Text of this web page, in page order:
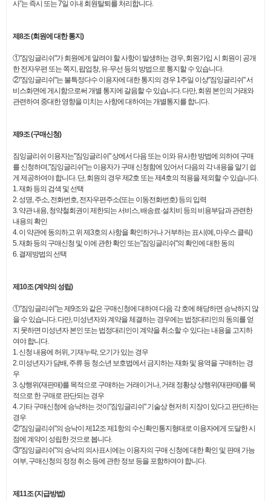
사”는 즉시 또는 7일 이내 회원탈퇴를 처리합니다.
제8조 (회원에 대한 통지)
①"짐잉글리쉬"가 회원에게 알려야 할 사항이 발생하는 경우, 회원가입 시 회원이 공개
한 전자우편 또는 쪽지, 팝업창, 유·무선 등의 방법으로 통지할 수 있습니다.
②"짐잉글리쉬"는 불특정다수 이용자에 대한 통지의 경우 1주일 이상"짐잉글리쉬" 서
비스화면에 게시함으로써 개별 통지에 갈음할 수 있습니다. 다만, 회원 본인의 거래와
관련하여 중대한 영향을 미치는 사항에 대하여는 개별통지를 합니다.
제9조 (구매신청)
짐잉글리쉬 이용자는"짐잉글리쉬" 상에서 다음 또는 이와 유사한 방법에 의하여 구매
를 신청하며,"짐잉글리쉬"는 이용자가 구매 신청함에 있어서 다음의 각 내용을 알기 쉽
게 제공하여야 합니다. 단, 회원의 경우 제2호 또는 제4호의 적용을 제외할 수 있습니다.
1. 재화 등의 검색 및 선택
2. 성명, 주소, 전화번호, 전자우편주소(또는 이동전화번호) 등의 입력
3. 약관 내용, 청약철회권이 제한되는 서비스, 배송료·설치비 등의 비용부담과 관련한
내용의 확인
4. 이 약관에 동의하고 위 제3호의 사항을 확인하거나 거부하는 표시(예, 마우스 클릭)
5. 재화 등의 구매신청 및 이에 관한 확인 또는"짐잉글리쉬"의 확인에 대한 동의
6. 결제방법의 선택
제10조 (계약의 성립)
①"짐잉글리쉬"는 제9조와 같은 구매신청에 대하여 다음 각 호에 해당하면 승낙하지 않
을 수 있습니다. 다만, 미성년자와 계약을 체결하는 경우에는 법정대리인의 동의를 얻
지 못하면 미성년자 본인 또는 법정대리인이 계약을 취소할 수 있다는 내용을 고지하
여야 합니다.
1. 신청 내용에 허위, 기재누락, 오기가 있는 경우
2. 미성년자가 담배, 주류 등 청소년 보호법에서 금지하는 재화 및 용역을 구매하는 경
우
3. 상행위(재판매)를 목적으로 구매하는 거래이거나, 거래 정황상 상행위(재판매)를 목
적으로 한 구매로 판단되는 경우
4. 기타 구매신청에 승낙하는 것이"짐잉글리쉬" 기술상 현저히 지장이 있다고 판단하는
경우
②"짐잉글리쉬"의 승낙이 제12조 제1항의 수신확인통지형태로 이용자에게 도달한 시
점에 계약이 성립한 것으로 봅니다.
③"짐잉글리쉬"의 승낙의 의사표시에는 이용자의 구매 신청에 대한 확인 및 판매 가능
여부, 구매신청의 정정 취소 등에 관한 정보 등을 포함하여야 합니다.
제11조 (지급방법)